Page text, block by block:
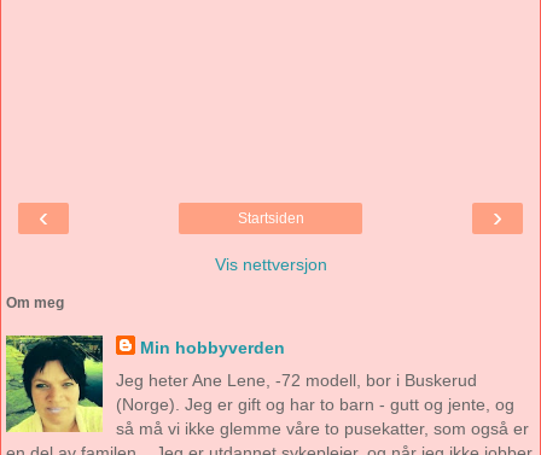
‹ ›
Startsiden
Vis nettversjon
Om meg
Min hobbyverden
Jeg heter Ane Lene, -72 modell, bor i Buskerud
(Norge). Jeg er gift og har to barn - gutt og jente, og
så må vi ikke glemme våre to pusekatter, som også er